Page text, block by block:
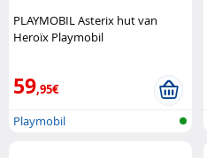
PLAYMOBIL Asterix hut van
Heroïx Playmobil
59,95€
Playmobil